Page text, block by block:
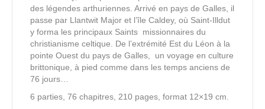
des légendes arthuriennes. Arrivé en pays de Galles, il
passe par Llantwit Major et l’île Caldey, où Saint-Illdut
y forma les principaux Saints missionnaires du
christianisme celtique. De l’extrémité Est du Léon à la
pointe Ouest du pays de Galles, un voyage en culture
brittonique, à pied comme dans les temps anciens de
76 jours…
6 parties, 76 chapitres, 210 pages, format 12×19 cm.